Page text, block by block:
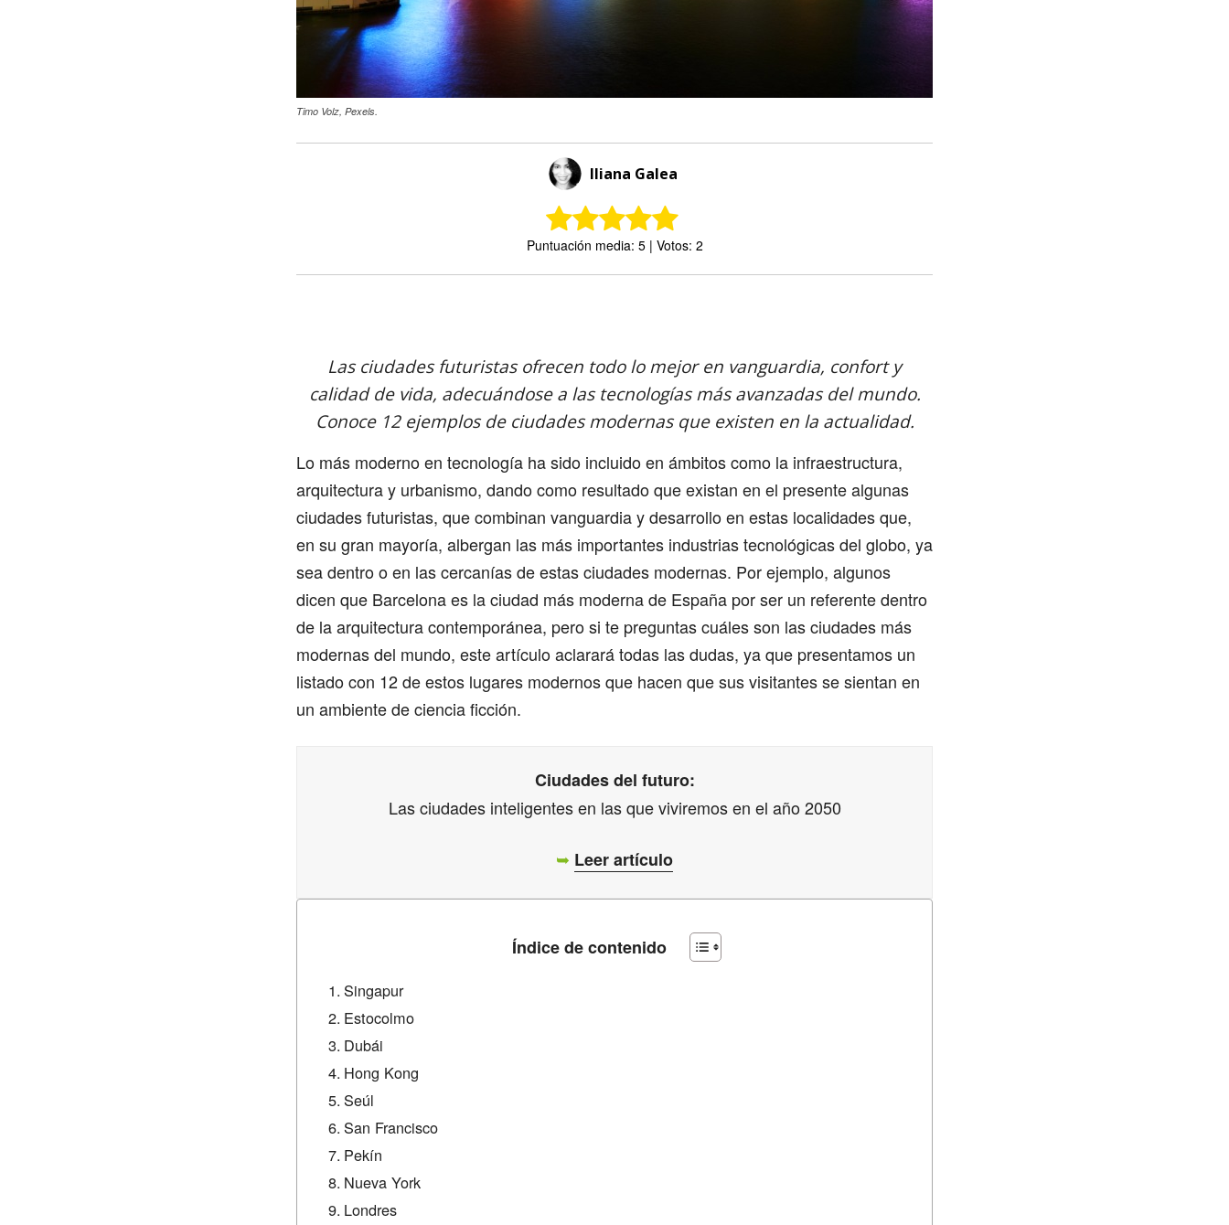
Timo Volz, Pexels.
Iliana Galea
Puntuación media: 5 | Votos: 2
Las ciudades futuristas ofrecen todo lo mejor en vanguardia, confort y
calidad de vida, adecuándose a las tecnologías más avanzadas del mundo.
Conoce 12 ejemplos de ciudades modernas que existen en la actualidad.
Lo más moderno en tecnología ha sido incluido en ámbitos como la infraestructura,
arquitectura y urbanismo, dando como resultado que existan en el presente algunas
ciudades futuristas, que combinan vanguardia y desarrollo en estas localidades que,
en su gran mayoría, albergan las más importantes industrias tecnológicas del globo, ya
sea dentro o en las cercanías de estas ciudades modernas. Por ejemplo, algunos
dicen que Barcelona es la ciudad más moderna de España por ser un referente dentro
de la arquitectura contemporánea, pero si te preguntas cuáles son las ciudades más
modernas del mundo, este artículo aclarará todas las dudas, ya que presentamos un
listado con 12 de estos lugares modernos que hacen que sus visitantes se sientan en
un ambiente de ciencia ficción.
Ciudades del futuro:
Las ciudades inteligentes en las que viviremos en el año 2050
➥ Leer artículo
Índice de contenido
Singapur
Estocolmo
Dubái
Hong Kong
Seúl
San Francisco
Pekín
Nueva York
Londres